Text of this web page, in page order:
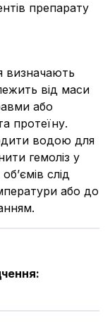
препарату
визначають
від маси
або
протеїну.
водою для
гемоліз у
слід
або до
: